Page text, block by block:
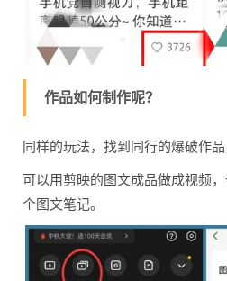
作品如何制作呢？
同样的玩法，找到同行的爆破作品
可以用剪映的图文成品做成视频
个图文笔记。